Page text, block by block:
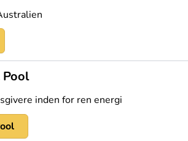
inden for ren energi